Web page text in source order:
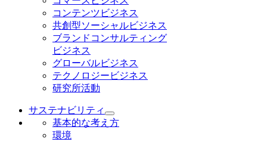
コンテンツビジネス
共創型ソーシャルビジネス
ブランドコンサルティング
ビジネス
グローバルビジネス
テクノロジービジネス
研究所活動
サステナビリティ
基本的な考え方
環境